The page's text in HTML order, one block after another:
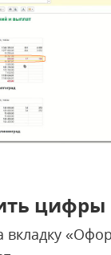
цифры
вкладку